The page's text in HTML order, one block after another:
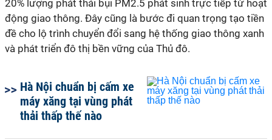
20% lượng phát thải bụi PM2.5 phát sinh trực tiếp từ hoạt
động giao thông. Đây cũng là bước đi quan trọng tạo tiền
đề cho lộ trình chuyển đổi sang hệ thống giao thông xanh
và phát triển đô thị bền vững của Thủ đô.
Hà Nội chuẩn bị cấm xe
máy xăng tại vùng phát
thải thấp thế nào